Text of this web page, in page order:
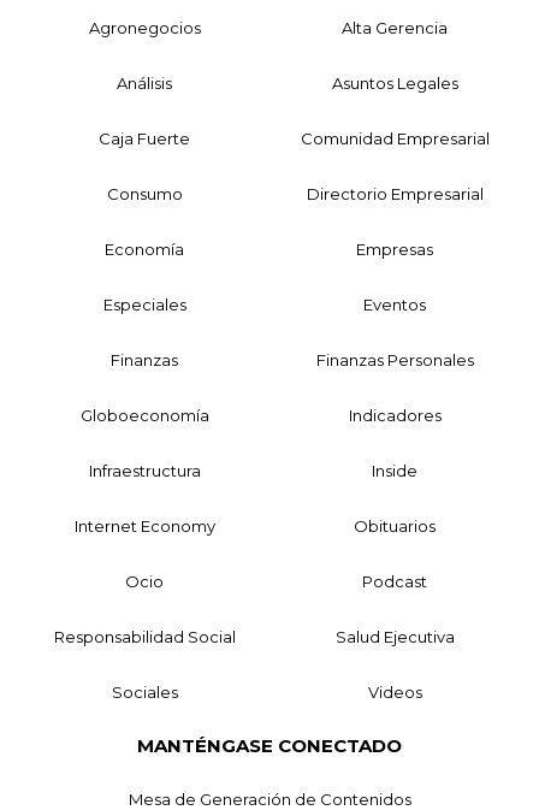
Agronegocios Alta Gerencia
Análisis Asuntos Legales
Caja Fuerte Comunidad Empresarial
Consumo Directorio Empresarial
Economía Empresas
Especiales Eventos
Finanzas Finanzas Personales
Globoeconomía Indicadores
Infraestructura Inside
Internet Economy Obituarios
Ocio Podcast
Responsabilidad Social Salud Ejecutiva
Sociales Videos
MANTÉNGASE CONECTADO
Mesa de Generación de Contenidos